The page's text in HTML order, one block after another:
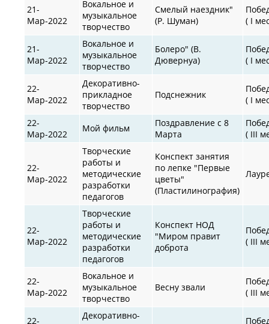
21-
Мар-2022
Вокальное и
музыкальное
творчество
Смелый наездник"
(Р. Шуман)
( I
21-
Мар-2022
Вокальное и
музыкальное
творчество
Болеро" (В.
Дювернуа)
( I
22-
Мар-2022
Декоративно-
прикладное
творчество
Подснежник
( I
22-
Мар-2022
Мой фильм
Поздравление с 8
Марта
( III
22-
Мар-2022
Творческие
работы и
методические
разработки
педагогов
Конспект занятия
по лепке "Первые
цветы"
(Пластилинография)
22-
Мар-2022
Творческие
работы и
методические
разработки
педагогов
Конспект НОД
"Миром правит
доброта
( III
22-
Мар-2022
Вокальное и
музыкальное
творчество
Весну звали
( III
22-
Декоративно-